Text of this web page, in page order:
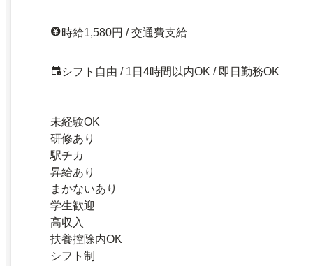
時給1,580円 / 交通費支給
シフト自由 / 1日4時間以内OK / 即日勤務OK
未経験OK
研修あり
駅チカ
昇給あり
まかないあり
学生歓迎
高収入
扶養控除内OK
シフト制